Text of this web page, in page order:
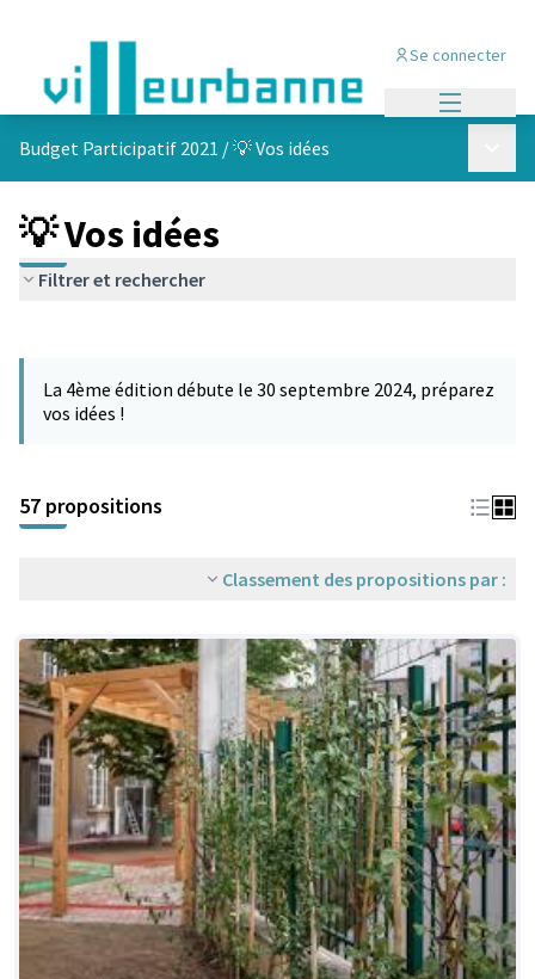
Se connecter
Budget Participatif 2021 /💡 Vos idées
💡 Vos idées
Filtrer et rechercher
La 4ème édition débute le 30 septembre 2024, préparez
vos idées !
57 propositions
Classement des propositions par :